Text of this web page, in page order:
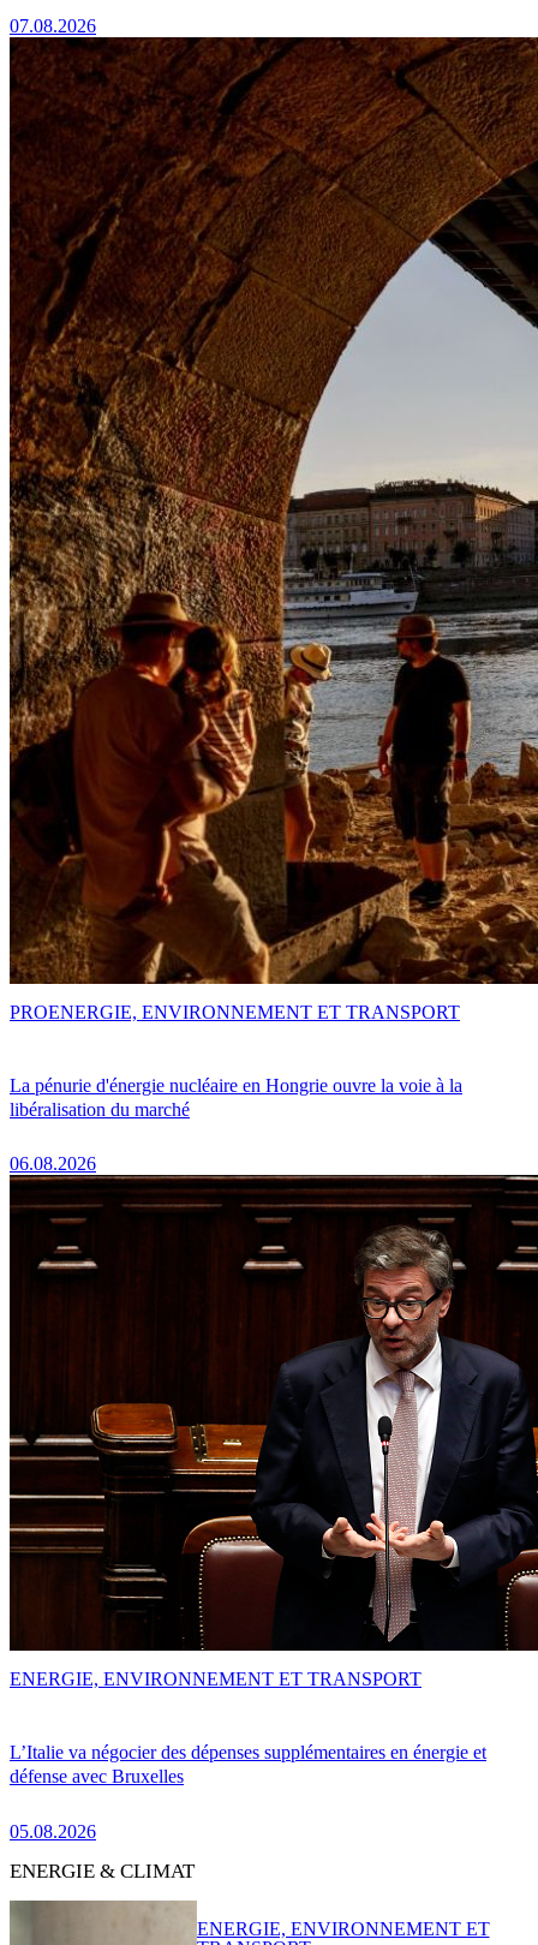
07.08.2026
La pénurie d'énergie nucléaire en Hongrie ouvre la voie à la
libéralisation du marché
06.08.2026
PROENERGIE, ENVIRONNEMENT ET TRANSPORT
L’Italie va négocier des dépenses supplémentaires en énergie et
défense avec Bruxelles
05.08.2026
ENERGIE, ENVIRONNEMENT ET TRANSPORT
ENERGIE & CLIMAT
ENERGIE, ENVIRONNEMENT ET